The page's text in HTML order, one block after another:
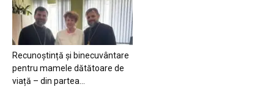
Recunoștință și binecuvântare
pentru mamele dătătoare de
viață – din partea...